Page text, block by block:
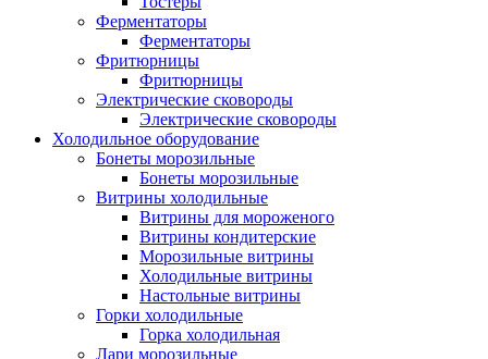
Ферментаторы
Ферментаторы
Фритюрницы
Фритюрницы
Электрические сковороды
Электрические сковороды
Холодильное оборудование
Бонеты морозильные
Бонеты морозильные
Витрины холодильные
Витрины для мороженого
Витрины кондитерские
Морозильные витрины
Холодильные витрины
Настольные витрины
Горки холодильные
Горка холодильная
Лари морозильные